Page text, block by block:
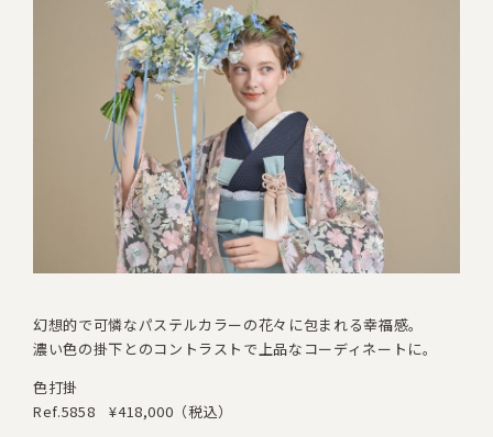
幻想的で可憐なパステルカラーの花々に包まれる幸福感。
濃い色の掛下とのコントラストで上品なコーディネートに。
色打掛
Ref.5858
¥418,000（税込）